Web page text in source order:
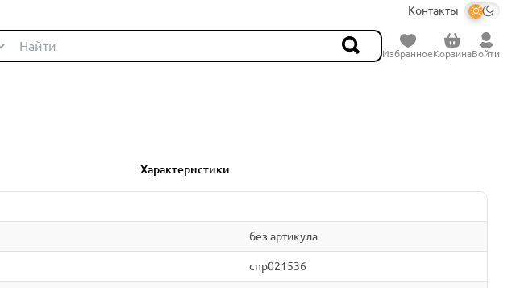
Контакты
ИзбранноеКорзинаВойти
Характеристики
без артикула
cnp021536